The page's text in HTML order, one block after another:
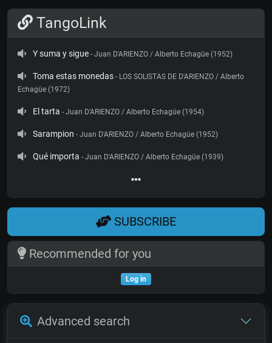
TangoLink
Y suma y sigue - Juan D'ARIENZO / Alberto Echagüe (1952)
Toma estas monedas - LOS SOLISTAS DE D'ARIENZO / Alberto
Echagüe (1972)
El tarta - Juan D'ARIENZO / Alberto Echagüe (1954)
Sarampion - Juan D'ARIENZO / Alberto Echagüe (1952)
Qué importa - Juan D'ARIENZO / Alberto Echagüe (1939)
SUBSCRIBE
Recommended for you
Log in
Advanced search